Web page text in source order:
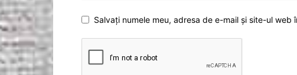
Salvați numele meu, adresa de e-mail și site-ul